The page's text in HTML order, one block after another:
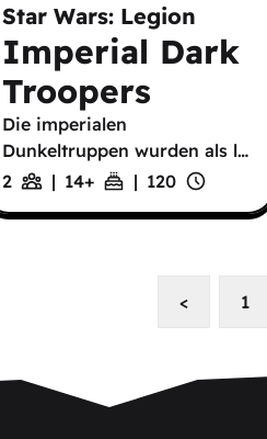
Star Wars: Legion
Imperial Dark
Troopers
Die imperialen
Dunkeltruppen wurden als l…
2
| 14+ | 120
< 1